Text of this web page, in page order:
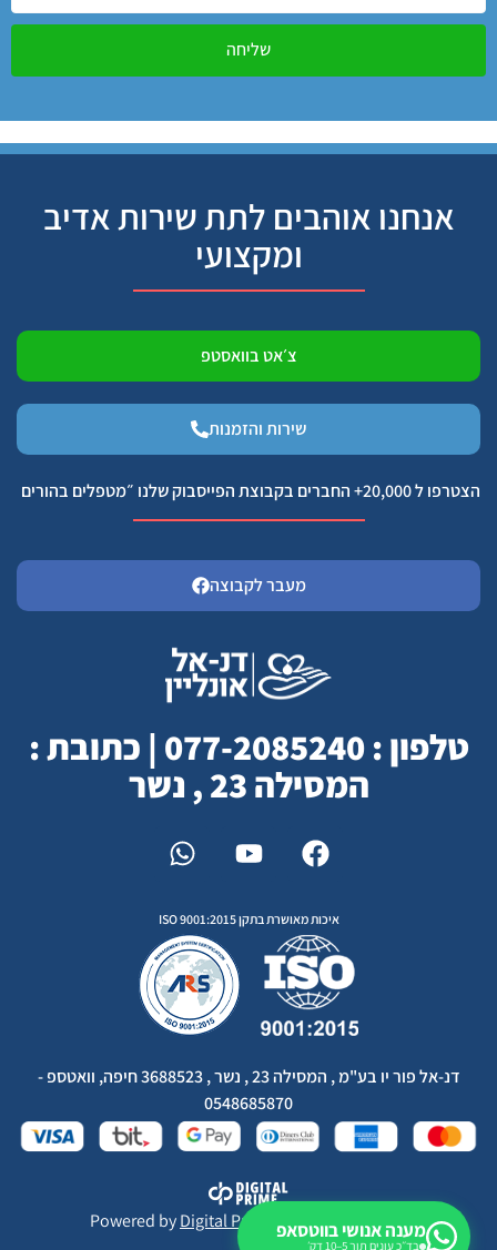
שליחה
אנחנו אוהבים לתת שירות אדיב
ומקצועי
צ׳אט בוואסטפ
שירות והזמנות
הצטרפו ל 20,000+ החברים בקבוצת הפייסבוק שלנו ״מטפלים בהורים
מעבר לקבוצה
טלפון : 077-2085240 | כתובת :
המסילה 23 , נשר
איכות מאושרת בתקן ISO 9001:2015
דנ-אל פור יו בע"מ , המסילה 23 , נשר , 3688523 חיפה, וואטספ -
0548685870
Powered byDigital Prime Monetization LTD
מענה אנושי בווטסאפ
בד״כ עונים תוך 5–10 דק׳